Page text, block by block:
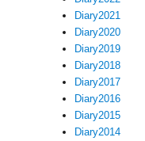
Diary2021
Diary2020
Diary2019
Diary2018
Diary2017
Diary2016
Diary2015
Diary2014